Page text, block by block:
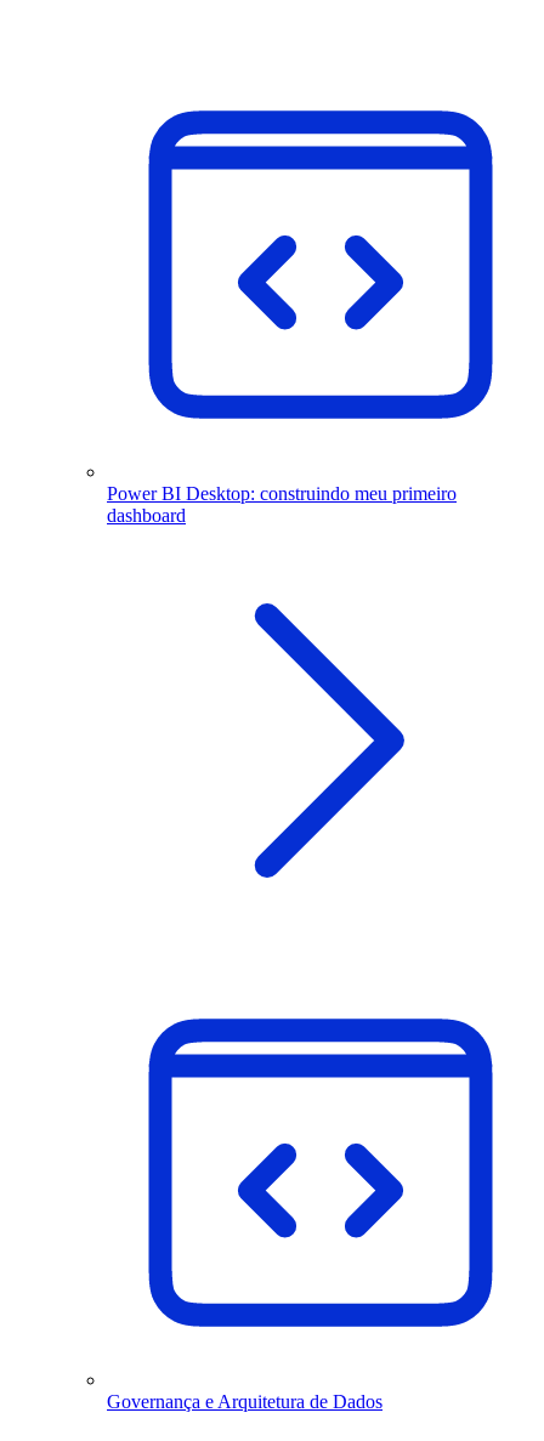
Power BI Desktop: construindo meu primeiro
dashboard
Governança e Arquitetura de Dados